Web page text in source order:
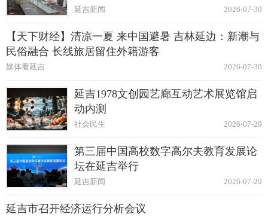
2026-07-30
延吉新闻
【天下财经】清凉一夏 来中国避暑 吉林延边：新潮与
民俗融合 长线旅居留住外籍游客
2026-07-30
媒体看延吉
延吉1978文创园艺廊互动艺术展览馆启
动内测
2026-07-29
社会民生
第三届中国高校数字高尔夫教育发展论
坛在延吉举行
2026-07-29
延吉新闻
延吉市召开经济运行分析会议